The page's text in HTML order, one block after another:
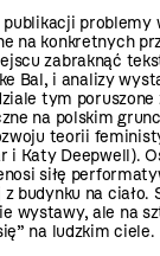
problemy
na konkretnych
zabraknąć
Bal, i analizy
tym poruszone
na polskim
teorii
i Katy Deepwell).
siłę
budynku na ciało.
wystawy, ale na
na ludzkim ciele.